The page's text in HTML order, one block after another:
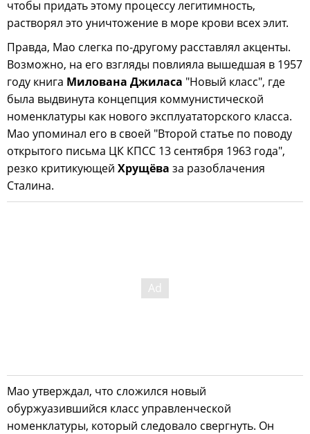
чтобы придать этому процессу легитимность,
растворял это уничтожение в море крови всех элит.
Правда, Мао слегка по-другому расставлял акценты.
Возможно, на его взгляды повлияла вышедшая в 1957
году книга Милована Джиласа "Новый класс", где
была выдвинута концепция коммунистической
номенклатуры как нового эксплуататорского класса.
Мао упоминал его в своей "Второй статье по поводу
открытого письма ЦК КПСС 13 сентября 1963 года",
резко критикующей Хрущёва за разоблачения
Сталина.
Мао утверждал, что сложился новый
обуржуазившийся класс управленческой
номенклатуры, который следовало свергнуть. Он